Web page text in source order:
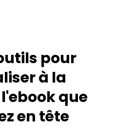
pour
à la
que
en tête